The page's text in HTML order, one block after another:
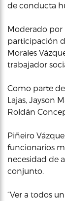
de conducta
Moderado por
participación
Morales
trabajador
Como parte
Lajas, Jayson
Roldán
Piñeiro
funcionarios
necesidad de
conjunto.
“Ver a todos